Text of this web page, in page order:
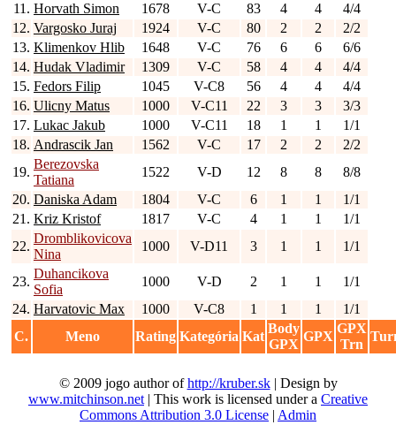
11. Horvath Simon 1678 V-C 83 4 4
4/4
12. Vargosko Juraj 1924 V-C 80 2 2
2/2
13. Klimenkov Hlib 1648 V-C 76 6 6
6/6
14. Hudak Vladimir 1309 V-C 58 4 4
4/4
15. Fedors Filip 1045 V-C8 56 4 4
4/4
16. Ulicny Matus 1000 V-C11 22 3 3
3/3
17. Lukac Jakub 1000 V-C11 18 1 1
1/1
18. Andrascik Jan 1562 V-C 17 2 2
2/2
19.
Berezovska
Tatiana
1522 V-D 12 8 8
8/8
20. Daniska Adam 1804 V-C 6 1 1
1/1
21. Kriz Kristof 1817 V-C 4 1 1
1/1
22.
Dromblikovicova
Nina
1000 V-D11 3 1 1 1/1
23.
Duhancikova
Sofia
1000 V-D 2 1 1
1/1
24. Harvatovic Max 1000 V-C8 1 1 1
1/1
C.
Meno Rating Kategória Kat
Body
GPX
GPX
GPX
Trn
© 2009 jogo author ofhttp://kruber.sk| Design by
www.mitchinson.net | This work is licensed under a Creative
Commons Attribution 3.0 License | Admin